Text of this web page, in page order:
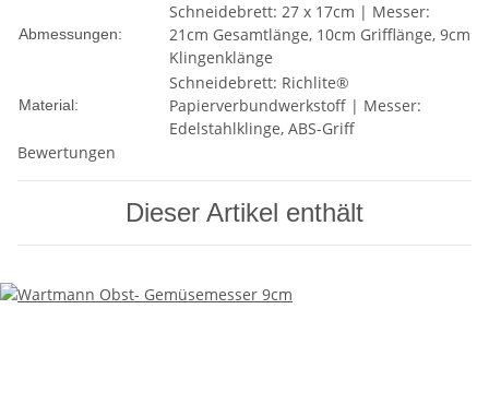
Abmessungen:
Schneidebrett: 27 x 17cm | Messer:
21cm Gesamtlänge, 10cm Grifflänge, 9cm
Klingenklänge
Material:
Schneidebrett: Richlite®
Papierverbundwerkstoff | Messer:
Edelstahlklinge, ABS-Griff
Bewertungen
Dieser Artikel enthält